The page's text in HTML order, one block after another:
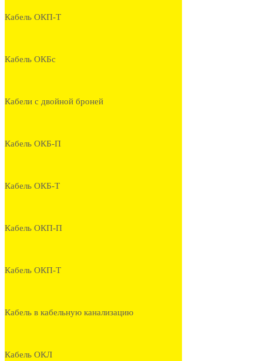
Кабель ОКП-Т
Кабель ОКБс
Кабели с двойной броней
Кабель ОКБ-П
Кабель ОКБ-Т
Кабель ОКП-П
Кабель ОКП-Т
Кабель в кабельную канализацию
Кабель ОКЛ